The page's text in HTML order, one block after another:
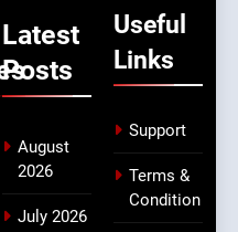
Latest
Posts
August
2026
July 2026
Useful
Links
Support
Terms &
Condition